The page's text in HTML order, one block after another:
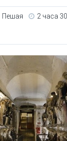
Пешая 2 часа